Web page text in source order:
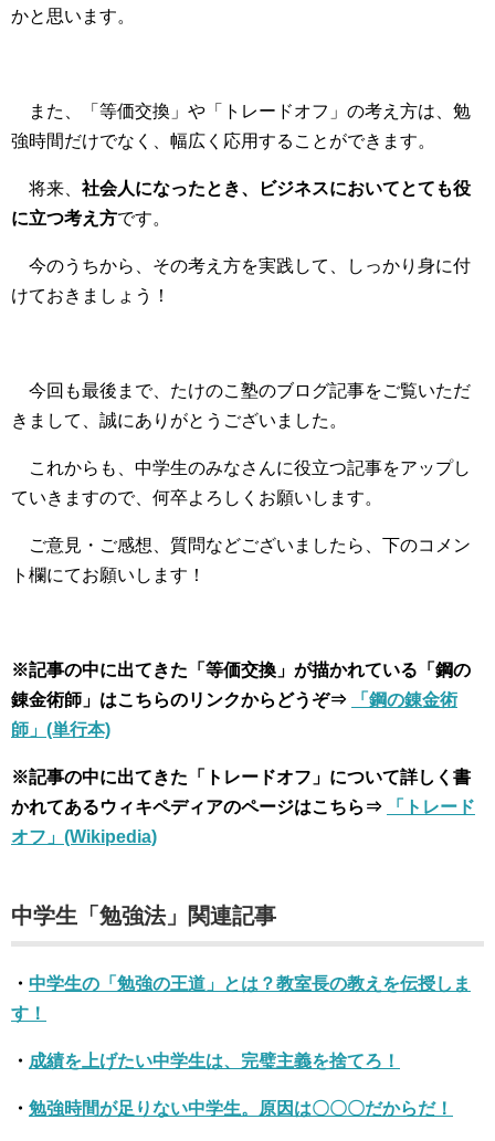
かと思います。
また、「等価交換」や「トレードオフ」の考え方は、勉
強時間だけでなく、幅広く応用することができます。
将来、 社会人になったとき、ビジネスにおいてとても役
に立つ考え方です。
今のうちから、その考え方を実践して、しっかり身に付
けておきましょう！
今回も最後まで、たけのこ塾のブログ記事をご覧いただ
きまして、誠にありがとうございました。
これからも、中学生のみなさんに役立つ記事をアップし
ていきますので、何卒よろしくお願いします。
ご意見・ご感想、質問などございましたら、下のコメン
ト欄にてお願いします！
※記事の中に出てきた「等価交換」が描かれている「鋼の
錬金術師」はこちらのリンクからどうぞ⇒
「鋼の錬金術
師」(単行本)
※記事の中に出てきた「トレードオフ」について詳しく書
かれてあるウィキペディアのページはこちら⇒
「トレード
オフ」(Wikipedia)
中学生「勉強法」関連記事
・ 中学生の「勉強の王道」とは？教室長の教えを伝授しま
す！
・ 成績を上げたい中学生は、完璧主義を捨てろ！
・ 勉強時間が足りない中学生。原因は〇〇〇だからだ！